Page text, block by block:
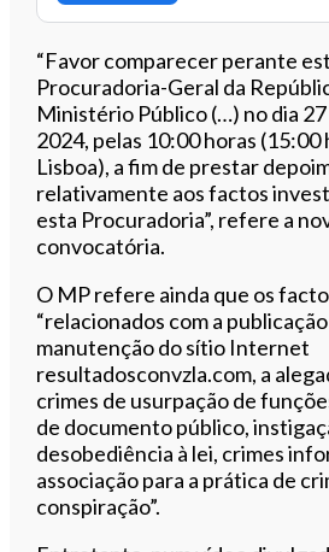
“Favor comparecer perante
Procuradoria-Geral da
Ministério Público (…) no dia
2024, pelas 10:00 horas (15:00
Lisboa), a fim de prestar
relativamente aos factos
esta Procuradoria”, refere a
convocatória.
O MP refere ainda que os
“relacionados com a
manutenção do sítio Internet
resultadosconvzla.com, a
crimes de usurpação de
de documento público,
desobediência à lei, crimes
associação para a prática de
conspiração”.